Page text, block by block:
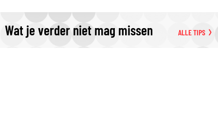
Wat je verder niet mag missen ALLE TIPS